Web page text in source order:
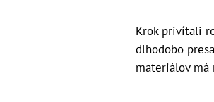
Krok privítali
dlhodobo
materiálov má